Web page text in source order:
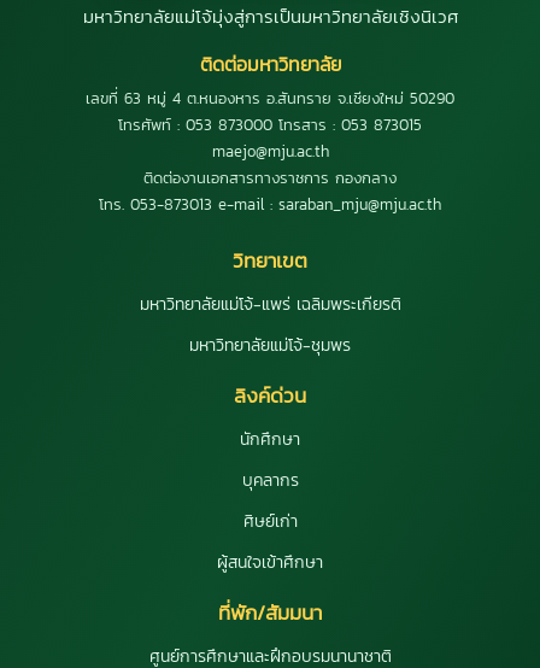
มหาวิทยาลัยแม่โจ้มุ่งสู่การเป็นมหาวิทยาลัยเชิงนิเวศ
ติดต่อมหาวิทยาลัย
เลขที่ 63 หมู่ 4 ต.หนองหาร อ.สันทราย จ.เชียงใหม่ 50290
โทรศัพท์ : 053 873000 โทรสาร : 053 873015
maejo@mju.ac.th
ติดต่องานเอกสารทางราชการ กองกลาง
โทร. 053-873013 e-mail : saraban_mju@mju.ac.th
วิทยาเขต
มหาวิทยาลัยแม่โจ้-แพร่ เฉลิมพระเกียรติ
มหาวิทยาลัยแม่โจ้-ชุมพร
ลิงค์ด่วน
นักศึกษา
บุคลากร
ศิษย์เก่า
ผู้สนใจเข้าศึกษา
ที่พัก/สัมมนา
ศูนย์การศึกษาและฝึกอบรมนานาชาติ